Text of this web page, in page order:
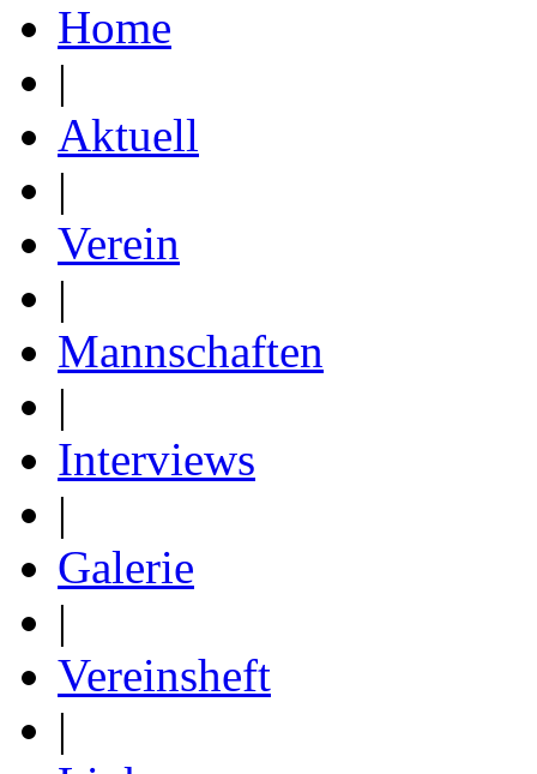
Home
|
Aktuell
|
Verein
|
Mannschaften
|
Interviews
|
Galerie
|
Vereinsheft
|